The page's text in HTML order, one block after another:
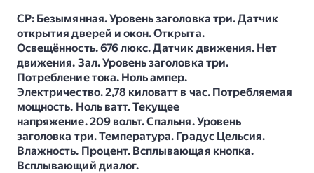
СР: Безымянная. Уровень заголовка три. Датчик
открытия дверей и окон. Открыта.
Освещённость. 676 люкс. Датчик движения. Нет
движения. Зал. Уровень заголовка три.
Потребление тока. Ноль ампер.
Электричество. 2,78 киловатт в час. Потребляемая
мощность. Ноль ватт. Текущее
напряжение. 209 вольт. Спальня. Уровень
заголовка три. Температура. Градус Цельсия.
Влажность. Процент. Всплывающая кнопка.
Всплывающий диалог.